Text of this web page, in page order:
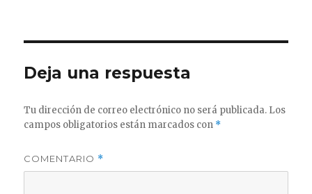
Deja una respuesta
Tu dirección de correo electrónico no será publicada. Los
campos obligatorios están marcados con *
COMENTARIO *